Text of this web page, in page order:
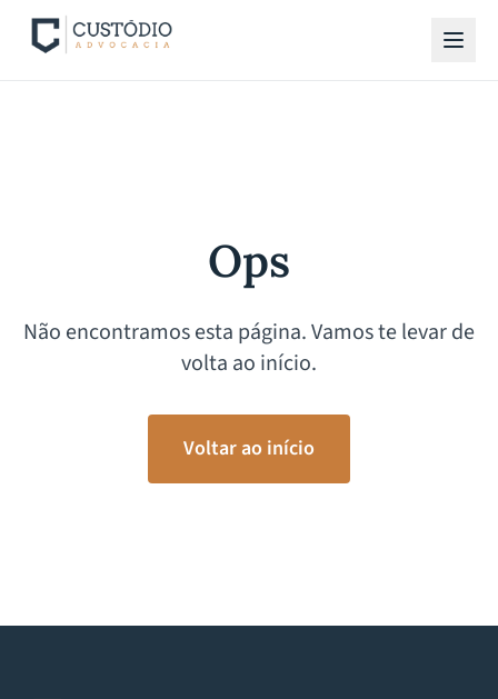
Ops
Não encontramos esta página. Vamos te levar de
volta ao início.
Voltar ao início